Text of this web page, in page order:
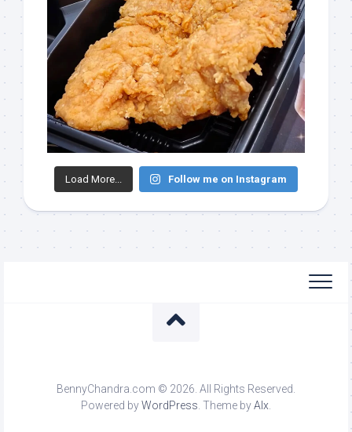
Load More... Follow me on Instagram
BennyChandra.com © 2026. All Rights Reserved.
Powered byWordPress. Theme byAlx.